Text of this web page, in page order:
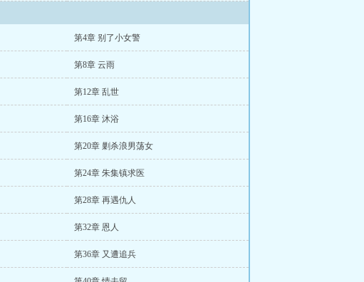
第4章 别了小女警
第8章 云雨
第12章 乱世
第16章 沐浴
第20章 剿杀浪男荡女
第24章 朱集镇求医
第28章 再遇仇人
第32章 恩人
第36章 又遭追兵